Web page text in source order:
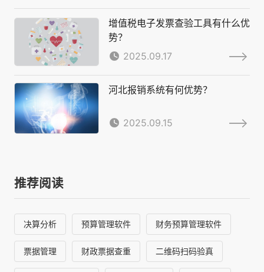
增值税电子发票查验工具有什么优
势？
2025.09.17
河北报销系统有何优势？
2025.09.15
推荐阅读
决算分析 预算管理软件 财务预算管理软件
票据管理 财政票据查重 二维码扫码验真